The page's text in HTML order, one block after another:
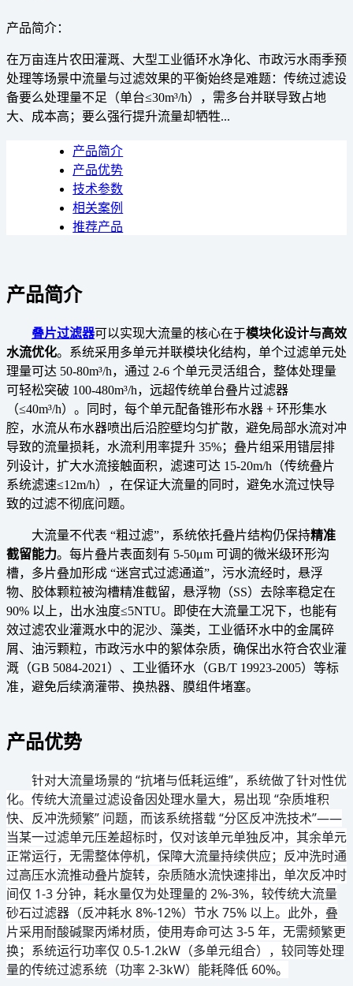
产品简介：
在万亩连片农田灌溉、大型工业循环水净化、市政污水雨季预
处理等场景中流量与过滤效果的平衡始终是难题：传统过滤设
备要么处理量不足（单台≤30m³/h），需多台并联导致占地
大、成本高；要么强行提升流量却牺牲...
产品简介
产品优势
技术参数
相关案例
推荐产品
产品简介
叠片过滤器可以实现大流量的核心在于模块化设计与高效
水流优化。系统采用多单元并联模块化结构，单个过滤单元处
理量可达 50-80m³/h，通过 2-6 个单元灵活组合，整体处理量
可轻松突破 100-480m³/h，远超传统单台叠片过滤器
（≤40m³/h）。同时，每个单元配备锥形布水器 + 环形集水
腔，水流从布水器喷出后沿腔壁均匀扩散，避免局部水流对冲
导致的流量损耗，水流利用率提升 35%；叠片组采用错层排
列设计，扩大水流接触面积，滤速可达 15-20m/h（传统叠片
系统滤速≤12m/h），在保证大流量的同时，避免水流过快导
致的过滤不彻底问题。
大流量不代表 “粗过滤”，系统依托叠片结构仍保持精准
截留能力。每片叠片表面刻有 5-50μm 可调的微米级环形沟
槽，多片叠加形成 “迷宫式过滤通道”，污水流经时，悬浮
物、胶体颗粒被沟槽精准截留，悬浮物（SS）去除率稳定在
90% 以上，出水浊度≤5NTU。即使在大流量工况下，也能有
效过滤农业灌溉水中的泥沙、藻类，工业循环水中的金属碎
屑、油污颗粒，市政污水中的絮体杂质，确保出水符合农业灌
溉（GB 5084-2021）、工业循环水（GB/T 19923-2005）等标
准，避免后续滴灌带、换热器、膜组件堵塞。
产品优势
针对大流量场景的 “抗堵与低耗运维”，系统做了针对性优
化。传统大流量过滤设备因处理水量大，易出现 “杂质堆积
快、反冲洗频繁” 问题，而该系统搭载 “分区反冲洗技术”——
当某一过滤单元压差超标时，仅对该单元单独反冲，其余单元
正常运行，无需整体停机，保障大流量持续供应；反冲洗时通
过高压水流推动叠片旋转，杂质随水流快速排出，单次反冲时
间仅 1-3 分钟，耗水量仅为处理量的 2%-3%，较传统大流量
砂石过滤器（反冲耗水 8%-12%）节水 75% 以上。此外，叠
片采用耐酸碱聚丙烯材质，使用寿命可达 3-5 年，无需频繁更
换；系统运行功率仅 0.5-1.2kW（多单元组合），较同等处理
量的传统过滤系统（功率 2-3kW）能耗降低 60%。